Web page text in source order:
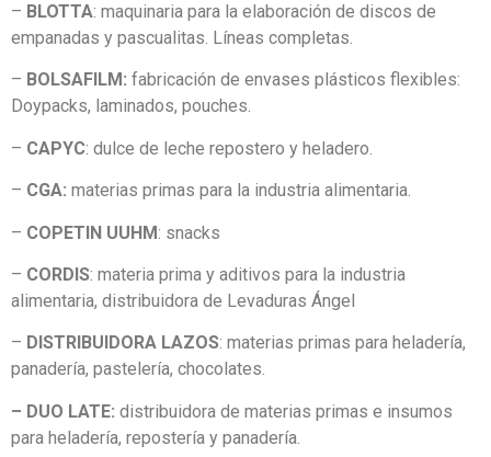
– BLOTTA: maquinaria para la elaboración de discos de
empanadas y pascualitas. Líneas completas.
– BOLSAFILM: fabricación de envases plásticos flexibles:
Doypacks, laminados, pouches.
– CAPYC: dulce de leche repostero y heladero.
– CGA: materias primas para la industria alimentaria.
– COPETIN UUHM: snacks
– CORDIS: materia prima y aditivos para la industria
alimentaria, distribuidora de Levaduras Ángel
– DISTRIBUIDORA LAZOS: materias primas para heladería,
panadería, pastelería, chocolates.
– DUO LATE: distribuidora de materias primas e insumos
para heladería, repostería y panadería.